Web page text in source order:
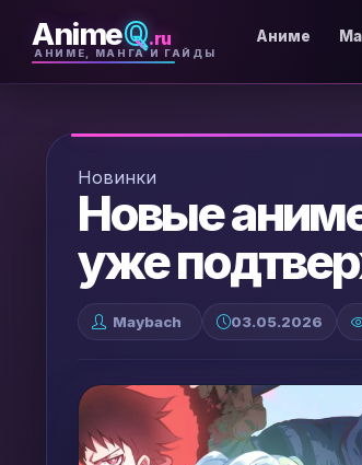
AnimeQ .ru
АНИМЕ, МАНГА И ГАЙДЫ
Аниме
Новинки
Новые
уже
Maybach 03.05.2026